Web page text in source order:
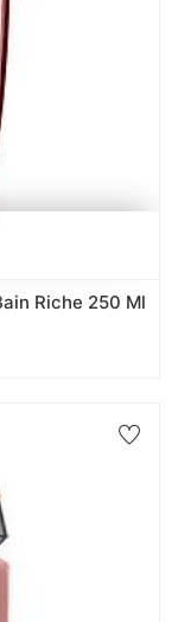
Riche 250 Ml